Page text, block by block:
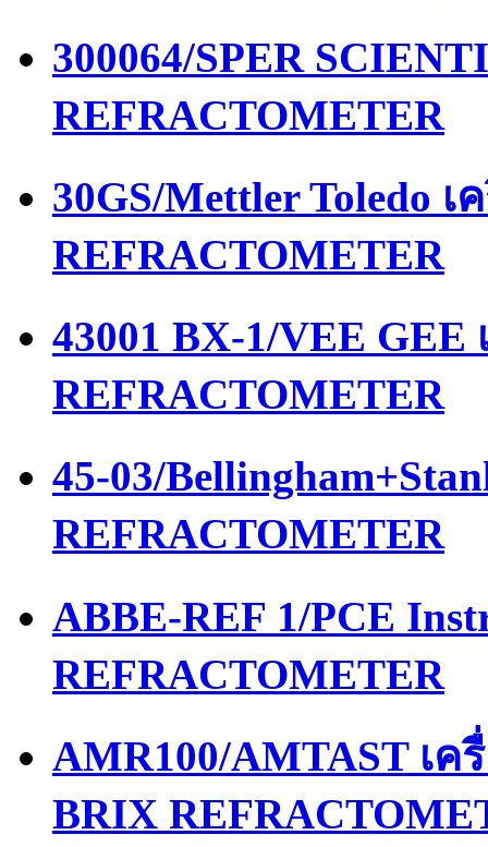
300064/SPER
REFRACTOMETER
30GS/Mettler Toledo
REFRACTOMETER
43001 BX-1/VEE
REFRACTOMETER
45-03/
REFRACTOMETER
ABBE-REF 1/PCE
REFRACTOMETER
AMR100/AMTAST เ
BRIX